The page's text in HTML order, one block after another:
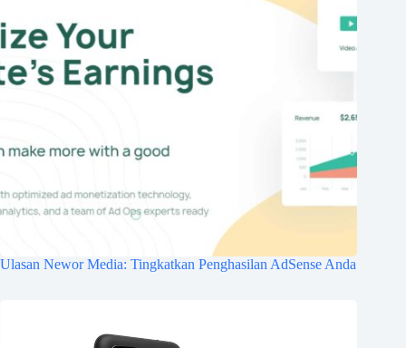
Ulasan Newor Media: Tingkatkan Penghasilan AdSense Anda